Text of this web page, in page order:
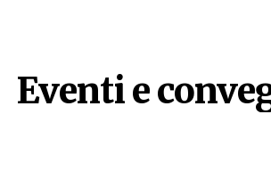
Eventi e